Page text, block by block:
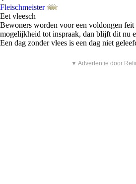
Fleischmeister
Eet vleesch
Bewoners worden voor een voldongen feit
mogelijkheid tot inspraak, dan blijft dit nu
Een dag zonder vlees is een dag niet
▼ Advertentie door